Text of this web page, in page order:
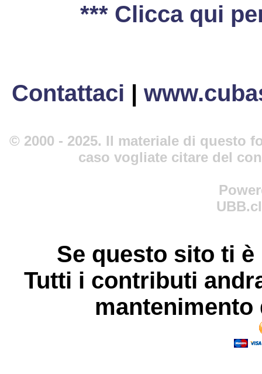
*** Clicca qui
Contattaci |
© 2000 - 2025. Il materiale di questo
caso vogliate citare del
Se questo sito ti
Tutti i contributi